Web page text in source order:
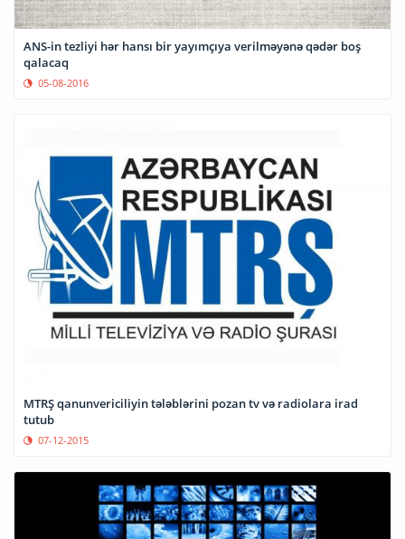
ANS-in tezliyi hər hansı bir yayımçıya verilməyənə qədər boş
qalacaq
05-08-2016
MTRŞ qanunvericiliyin tələblərini pozan tv və radiolara irad
tutub
07-12-2015